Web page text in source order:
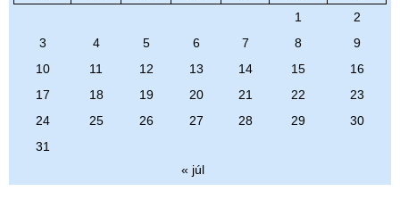
1
2
3
4 5 6 7 8
9
10
11 12 13 14 15
16
17
18 19 20 21 22
23
24
25 26 27 28 29
30
31
« júl